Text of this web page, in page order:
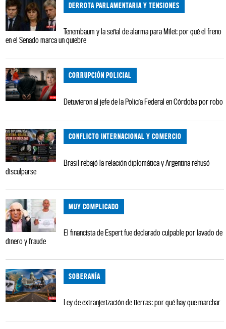
DERROTA PARLAMENTARIA Y TENSIONES
Tenembaum y la señal de alarma para Milei: por qué el freno
en el Senado marca un quiebre
CORRUPCIÓN POLICIAL
Detuvieron al jefe de la Policía Federal en Córdoba por robo
CONFLICTO INTERNACIONAL Y COMERCIO
Brasil rebajó la relación diplomática y Argentina rehusó
disculparse
MUY COMPLICADO
El financista de Espert fue declarado culpable por lavado de
dinero y fraude
SOBERANÍA
Ley de extranjerización de tierras: por qué hay que marchar